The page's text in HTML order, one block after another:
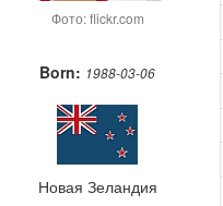
Фото: flickr.com
Born: 1988-03-06
Новая Зеландия